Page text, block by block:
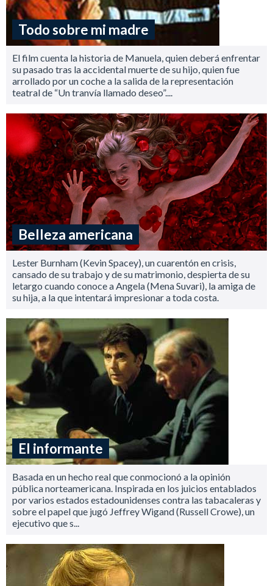
Todo sobre mi madre
El film cuenta la historia de Manuela, quien deberá enfrentar
su pasado tras la accidental muerte de su hijo, quien fue
arrollado por un coche a la salida de la representación
teatral de “Un tranvía llamado deseo”....
Belleza americana
Lester Burnham (Kevin Spacey), un cuarentón en crisis,
cansado de su trabajo y de su matrimonio, despierta de su
letargo cuando conoce a Angela (Mena Suvari), la amiga de
su hija, a la que intentará impresionar a toda costa.
El informante
Basada en un hecho real que conmocionó a la opinión
pública norteamericana. Inspirada en los juicios entablados
por varios estados estadounidenses contra las tabacaleras y
sobre el papel que jugó Jeffrey Wigand (Russell Crowe), un
ejecutivo que s...